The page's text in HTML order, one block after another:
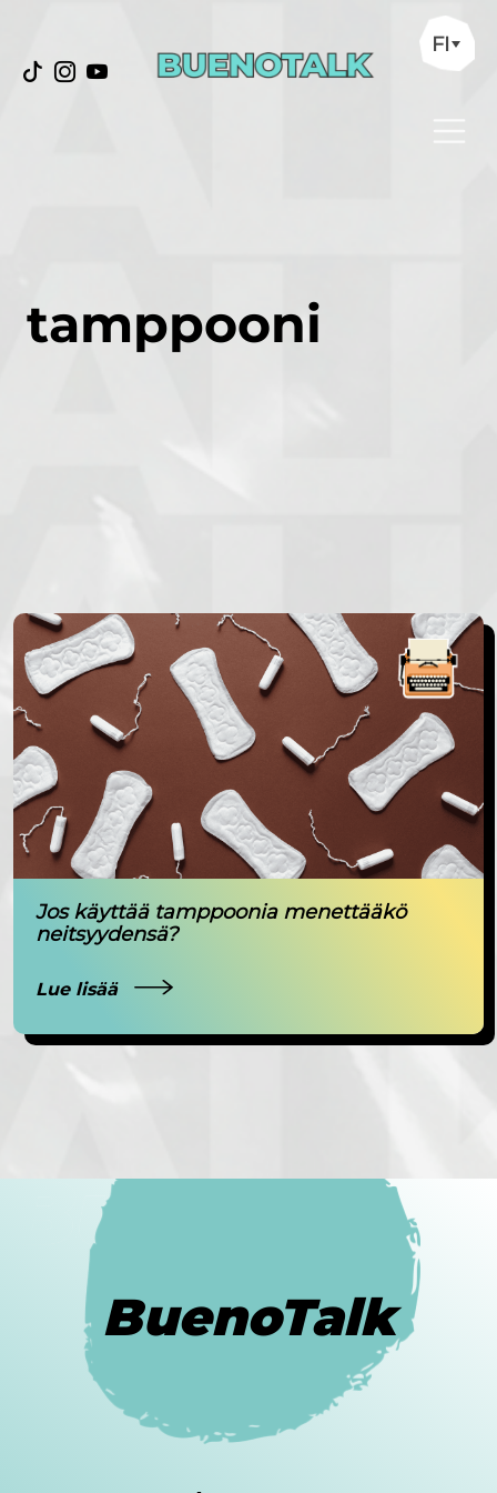
FI
tamppooni
Jos käyttää tamppoonia menettääkö
neitsyydensä?
Lue lisää
BuenoTalk